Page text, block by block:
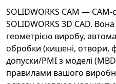
SOLIDWORKS CAM —
SOLIDWORKS 3D CAD.
геометрією виробу,
обробки (кишені, отвори,
допуски/PMI з моделі
правилами вашого